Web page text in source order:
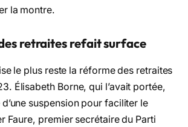
la montre.
retraites refait surface
le plus reste la réforme des retraites
Élisabeth Borne, qui l’avait portée,
d’une suspension pour faciliter le
Faure, premier secrétaire du Parti